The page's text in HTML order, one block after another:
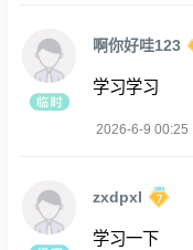
啊你好哇123
学习学习
2026-6-9 00:25
zxdpxl
学习一下